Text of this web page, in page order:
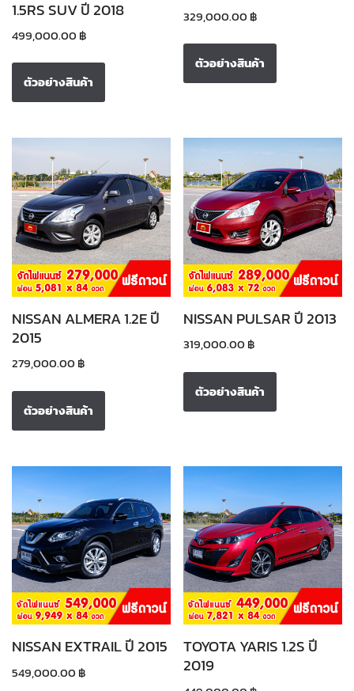
1.5RS SUV ปี 2018
499,000.00 ฿
ตัวอย่างสินค้า
329,000.00 ฿
ตัวอย่างสินค้า
NISSAN ALMERA 1.2E ปี
2015
279,000.00 ฿
ตัวอย่างสินค้า
NISSAN PULSAR ปี 2013
319,000.00 ฿
ตัวอย่างสินค้า
NISSAN EXTRAIL ปี 2015
549,000.00 ฿
TOYOTA YARIS 1.2S ปี
2019